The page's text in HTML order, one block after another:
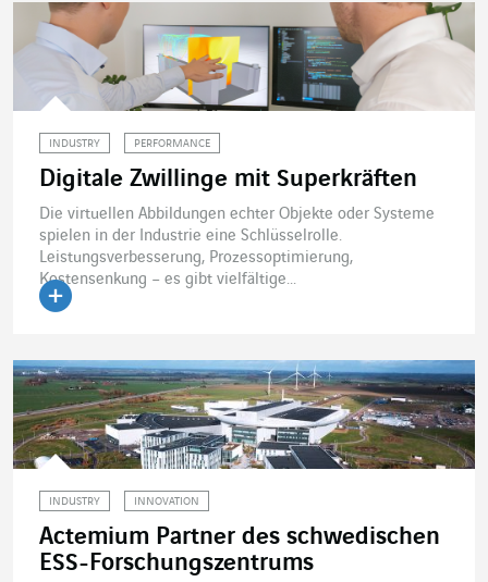
INDUSTRY PERFORMANCE
Digitale Zwillinge mit Superkräften
Die virtuellen Abbildungen echter Objekte oder Systeme
spielen in der Industrie eine Schlüsselrolle.
Leistungsverbesserung, Prozessoptimierung,
Kostensenkung – es gibt vielfältige...
INDUSTRY INNOVATION
Actemium Partner des schwedischen
ESS-Forschungszentrums